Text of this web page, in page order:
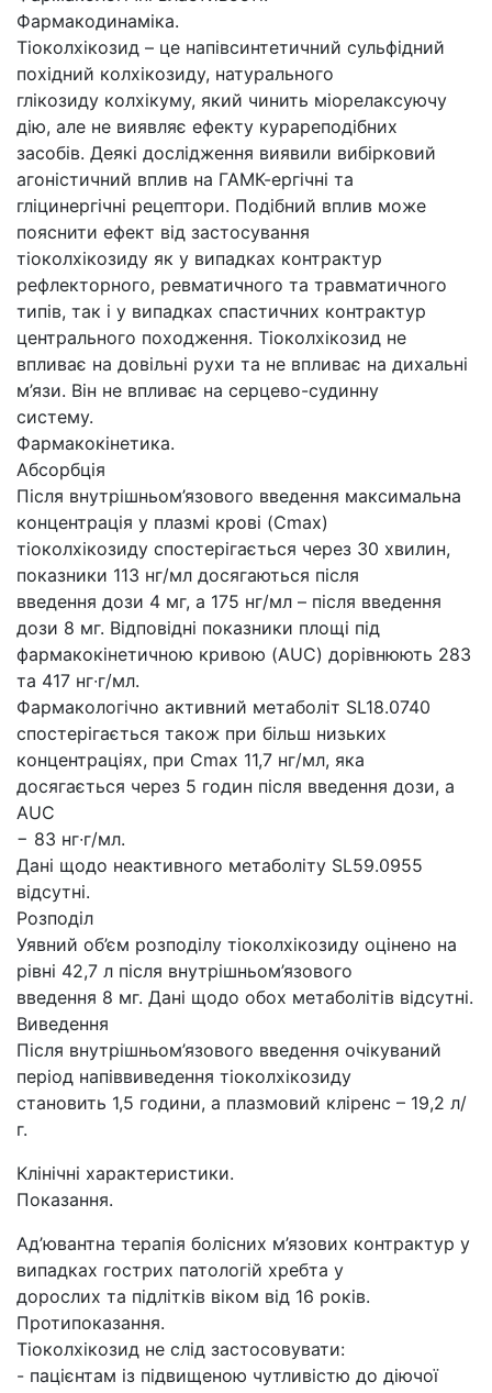
Фармакодинаміка.
Тіоколхікозид – це напівсинтетичний сульфідний
похідний колхікозиду, натурального
глікозиду колхікуму, який чинить міорелаксуючу
дію, але не виявляє ефекту курареподібних
засобів. Деякі дослідження виявили вибірковий
агоністичний вплив на ГАМК-ергічні та
гліцинергічні рецептори. Подібний вплив може
пояснити ефект від застосування
тіоколхікозиду як у випадках контрактур
рефлекторного, ревматичного та травматичного
типів, так і у випадках спастичних контрактур
центрального походження. Тіоколхікозид не
впливає на довільні рухи та не впливає на дихальні
м’язи. Він не впливає на серцево-судинну
систему.
Фармакокінетика.
Абсорбція
Після внутрішньом’язового введення максимальна
концентрація у плазмі крові (Cmax)
тіоколхікозиду спостерігається через 30 хвилин,
показники 113 нг/мл досягаються після
введення дози 4 мг, а 175 нг/мл – після введення
дози 8 мг. Відповідні показники площі під
фармакокінетичною кривою (AUC) дорівнюють 283
та 417 нг∙г/мл.
Фармакологічно активний метаболіт SL18.0740
спостерігається також при більш низьких
концентраціях, при Cmax 11,7 нг/мл, яка
досягається через 5 годин після введення дози, а
AUC
− 83 нг∙г/мл.
Дані щодо неактивного метаболіту SL59.0955
відсутні.
Розподіл
Уявний об’єм розподілу тіоколхікозиду оцінено на
рівні 42,7 л після внутрішньом’язового
введення 8 мг. Дані щодо обох метаболітів відсутні.
Виведення
Після внутрішньом’язового введення очікуваний
період напіввиведення тіоколхікозиду
становить 1,5 години, а плазмовий кліренс – 19,2 л/
г.
Клiнiчнi характеристики.
Показання.
Ад’ювантна терапія болісних м’язових контрактур у
випадках гострих патологій хребта у
дорослих та підлітків віком від 16 років.
Протипоказання.
Тіоколхікозид не слід застосовувати:
- пацієнтам із підвищеною чутливістю до діючої